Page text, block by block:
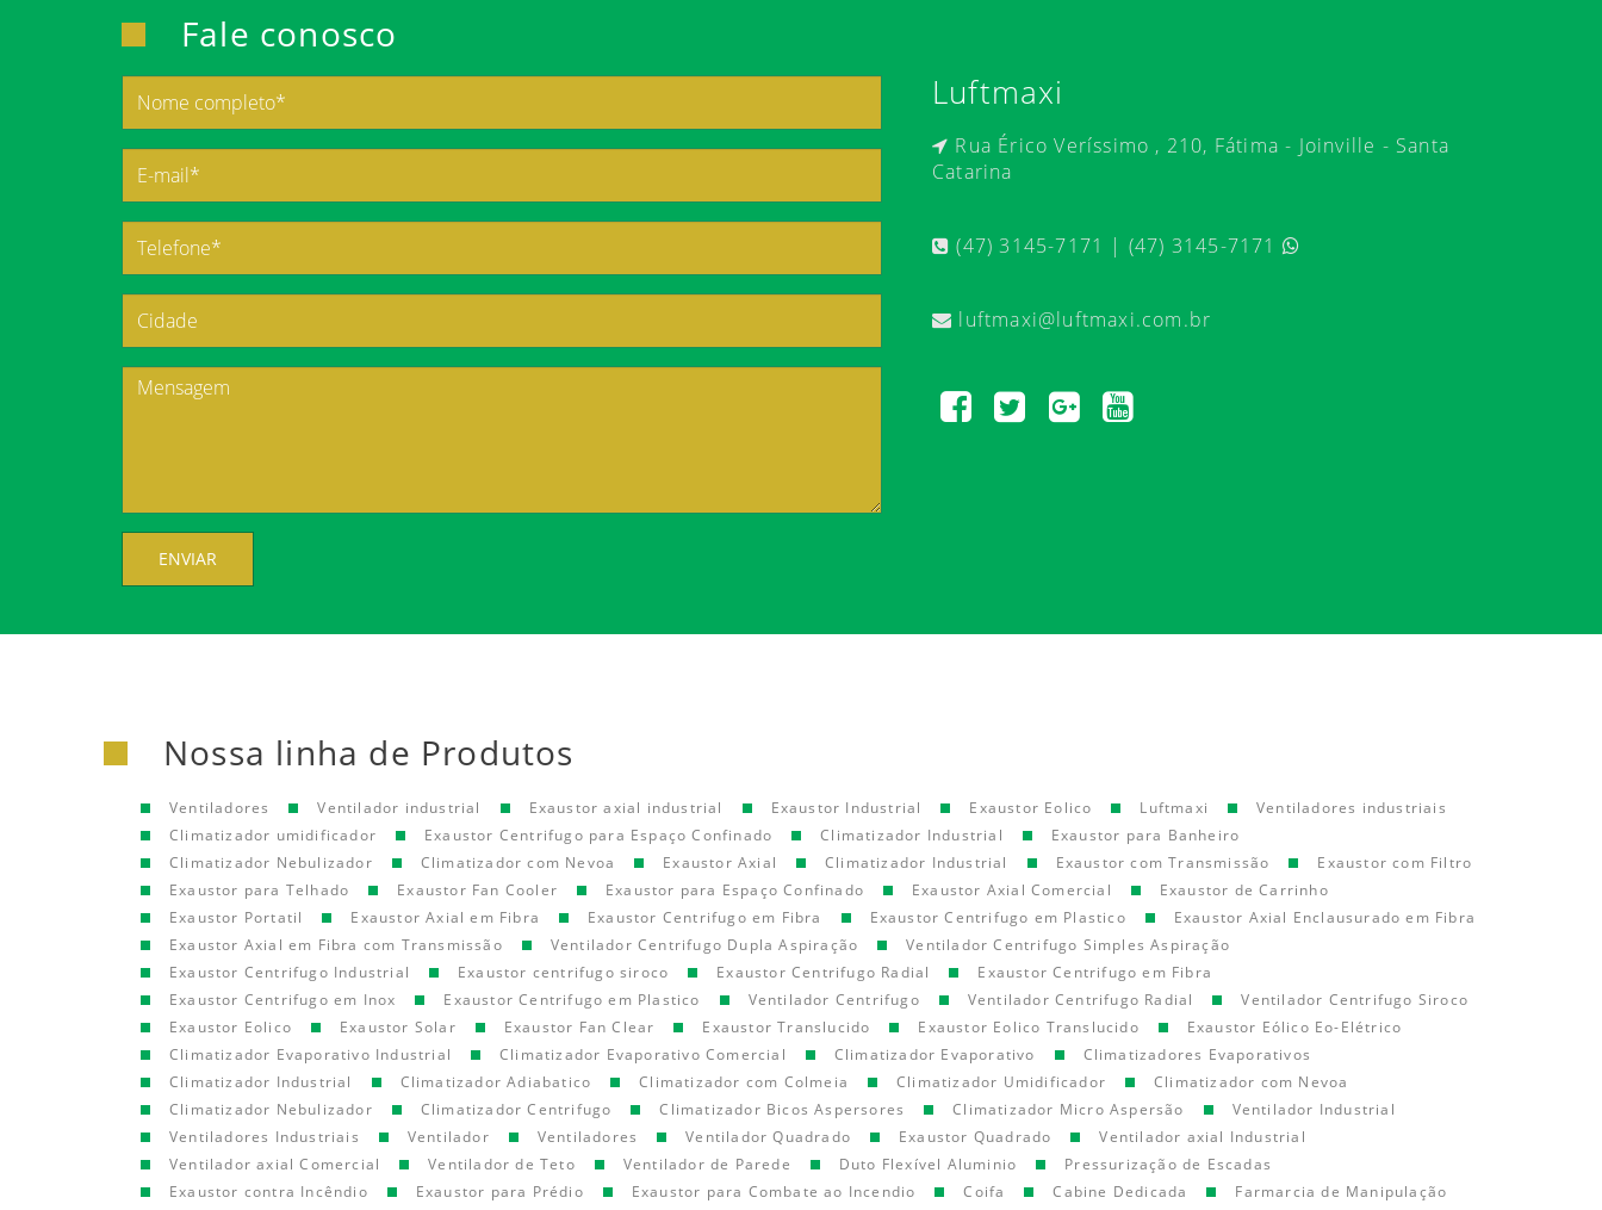
Fale conosco
ENVIAR
Luftmaxi
Rua Érico Veríssimo , 210, Fátima - Joinville - Santa
Catarina
(47) 3145-7171 | (47) 3145-7171
luftmaxi@luftmaxi.com.br
Nossa linha de Produtos
Ventiladores Ventilador industrial Exaustor axial industrial Exaustor Industrial Exaustor Eolico Luftmaxi
Ventiladores industriais
Climatizador umidificador
Exaustor Centrifugo para Espaço Confinado Climatizador Industrial
Exaustor para Banheiro
Climatizador Nebulizador
Climatizador com Nevoa Exaustor Axial Climatizador Industrial Exaustor com Transmissão
Exaustor com Filtro
Exaustor para Telhado
Exaustor Fan Cooler Exaustor para Espaço Confinado Exaustor Axial Comercial
Exaustor de Carrinho
Exaustor Portatil
Exaustor Axial em Fibra Exaustor Centrifugo em Fibra Exaustor Centrifugo em Plastico
Exaustor Axial Enclausurado em Fibra
Exaustor Axial em Fibra com Transmissão
Ventilador Centrifugo Dupla Aspiração
Ventilador Centrifugo Simples Aspiração
Exaustor Centrifugo Industrial
Exaustor centrifugo siroco Exaustor Centrifugo Radial
Exaustor Centrifugo em Fibra
Exaustor Centrifugo em Inox
Exaustor Centrifugo em Plastico Ventilador Centrifugo Ventilador Centrifugo Radial
Ventilador Centrifugo Siroco
Exaustor Eolico
Exaustor Solar Exaustor Fan Clear Exaustor Translucido Exaustor Eolico Translucido
Exaustor Eólico Eo-Elétrico
Climatizador Evaporativo Industrial
Climatizador Evaporativo Comercial Climatizador Evaporativo
Climatizadores Evaporativos
Climatizador Industrial
Climatizador Adiabatico Climatizador com Colmeia Climatizador Umidificador
Climatizador com Nevoa
Climatizador Nebulizador
Climatizador Centrifugo Climatizador Bicos Aspersores Climatizador Micro Aspersão
Ventilador Industrial
Ventiladores Industriais
Ventilador Ventiladores Ventilador Quadrado Exaustor Quadrado
Ventilador axial Industrial
Ventilador axial Comercial
Ventilador de Teto Ventilador de Parede Duto Flexível Aluminio
Pressurização de Escadas
Exaustor contra Incêndio
Exaustor para Prédio Exaustor para Combate ao Incendio Coifa Cabine Dedicada
Farmarcia de Manipulação